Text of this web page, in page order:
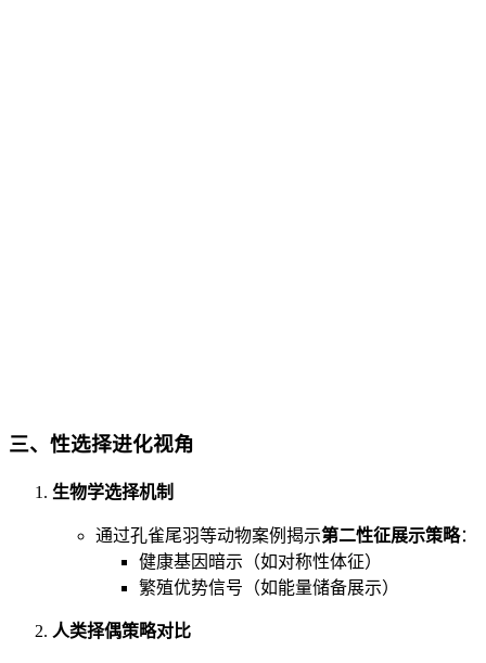
三、 性选择进化视角
生物学选择机制
通过孔雀尾羽等动物案例揭示第二性征展示策略：
健康基因暗示（如对称性体征）
繁殖优势信号（如能量储备展示）
人类择偶策略对比